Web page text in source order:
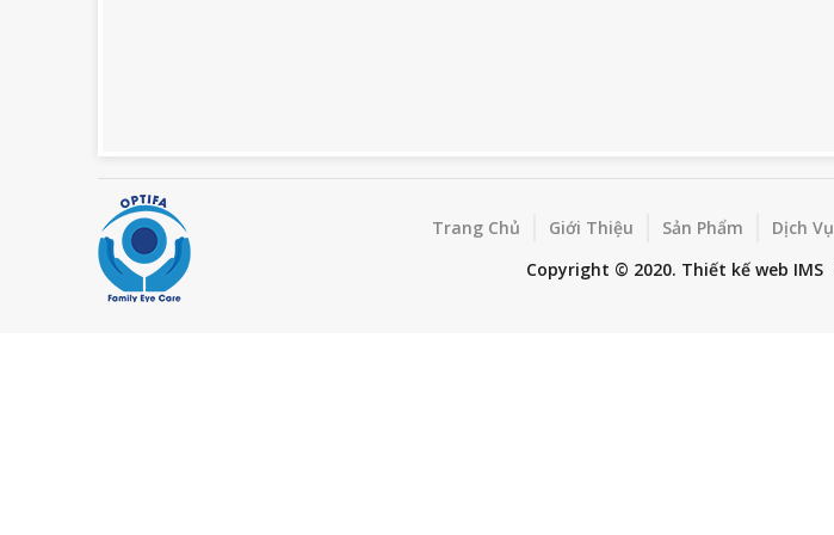
Trang Chủ Giới Thiệu Sản Phẩm Dịch Vụ
Copyright © 2020. Thiết kế web IMS